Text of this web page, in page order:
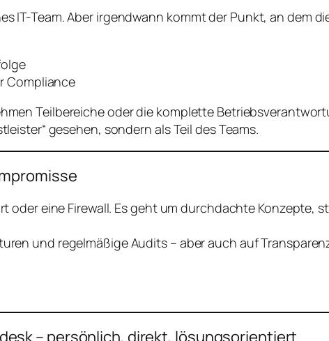
IT-Team. Aber irgendwann kommt der Punkt, an dem
Compliance
Teilbereiche oder die komplette
gesehen, sondern als Teil des Teams.
oder eine Firewall. Es geht um durchdachte Konzepte,
und regelmäßige Audits – aber auch auf